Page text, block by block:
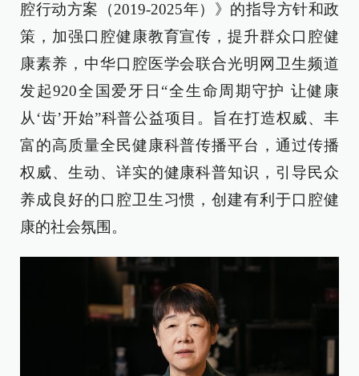
腔行动方案（2019-2025年）》的指导方针和政
策，加强口腔健康教育宣传，提升群众口腔健
康素养，中华口腔医学会联合光明网卫生频道
发起920全国爱牙日“全生命周期守护 让健康
从‘齿’开始”科普公益项目。旨在打造权威、丰
富的高质量全民健康科普传播平台，通过传播
权威、生动、详实的健康科普知识，引导民众
养成良好的口腔卫生习惯，创建有利于口腔健
康的社会氛围。